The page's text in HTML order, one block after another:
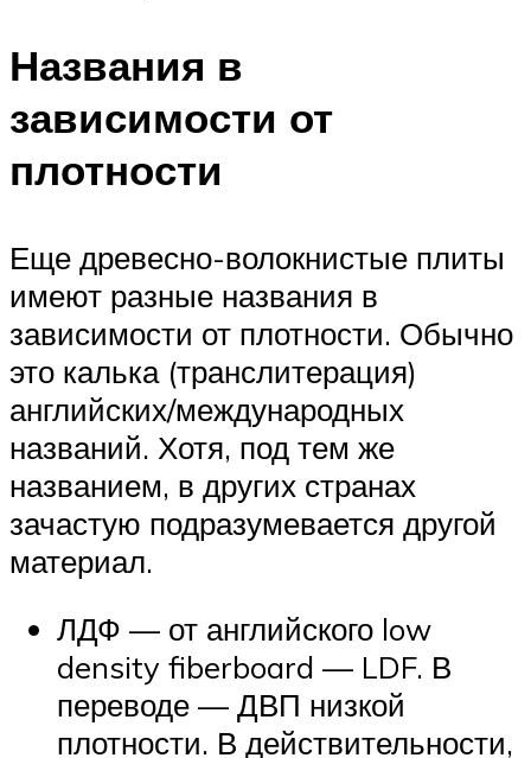
Названия в
зависимости от
плотности
Еще древесно-волокнистые плиты
имеют разные названия в
зависимости от плотности. Обычно
это калька (транслитерация)
английских/международных
названий. Хотя, под тем же
названием, в других странах
зачастую подразумевается другой
материал.
ЛДФ — от английского low
density fiberboard — LDF. В
переводе — ДВП низкой
плотности. В действительности,